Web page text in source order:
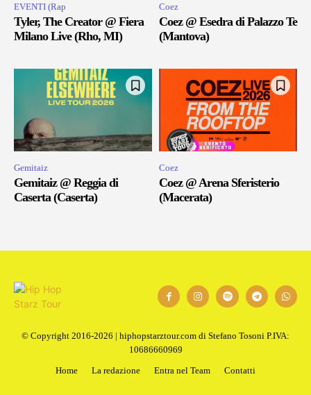
EVENTI (Rap
Tyler, The Creator @ Fiera
Milano Live (Rho, MI)
Coez
Coez @ Esedra di Palazzo Te
(Mantova)
Gemitaiz
Gemitaiz @ Reggia di
Caserta (Caserta)
Coez
Coez @ Arena Sferisterio
(Macerata)
© Copyright 2016-2026 | hiphopstarztour.com di Stefano Tosoni P.IVA:
10686660969
Home
La redazione Entra nel Team Contatti